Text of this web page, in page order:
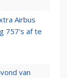
Airbus
757's af te
van